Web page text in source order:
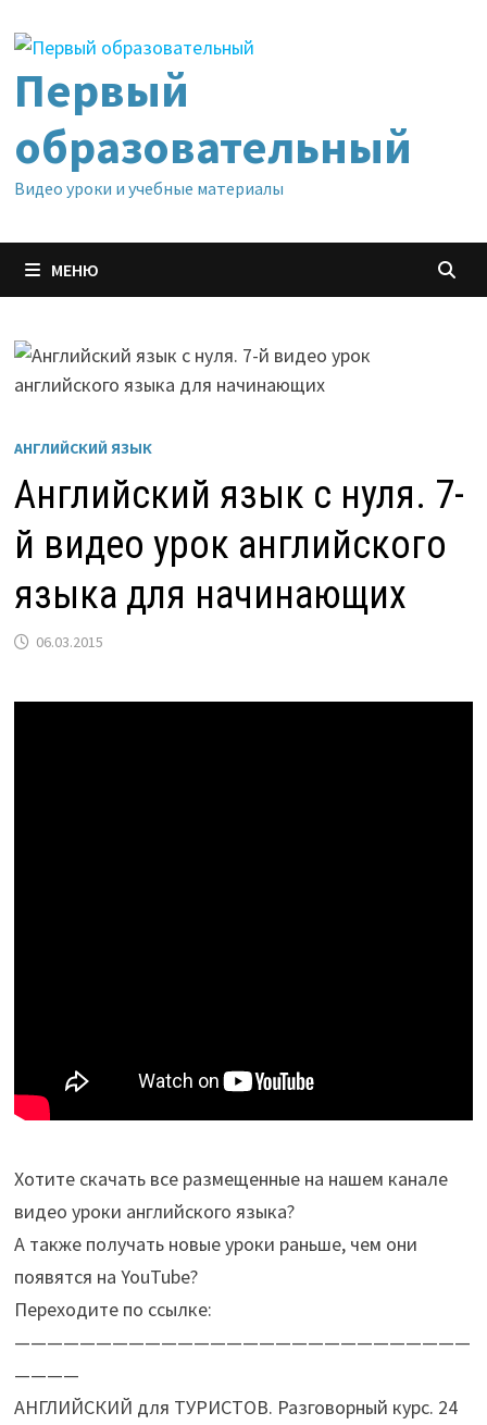
содержимому
Первый
образовательный
Видео уроки и учебные материалы
МЕНЮ
АНГЛИЙСКИЙ ЯЗЫК
Английский язык с нуля. 7-
й видео урок английского
языка для начинающих
06.03.2015
Хотите скачать все размещенные на нашем канале
видео уроки английского языка?
А также получать новые уроки раньше, чем они
появятся на YouTube?
Переходите по ссылке:
————————————————————————————
————
АНГЛИЙСКИЙ для ТУРИСТОВ. Разговорный курс. 24